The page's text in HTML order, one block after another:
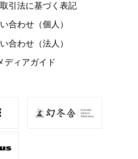
引法に基づく表記
合わせ（個人）
合わせ（法人）
ディアガイド